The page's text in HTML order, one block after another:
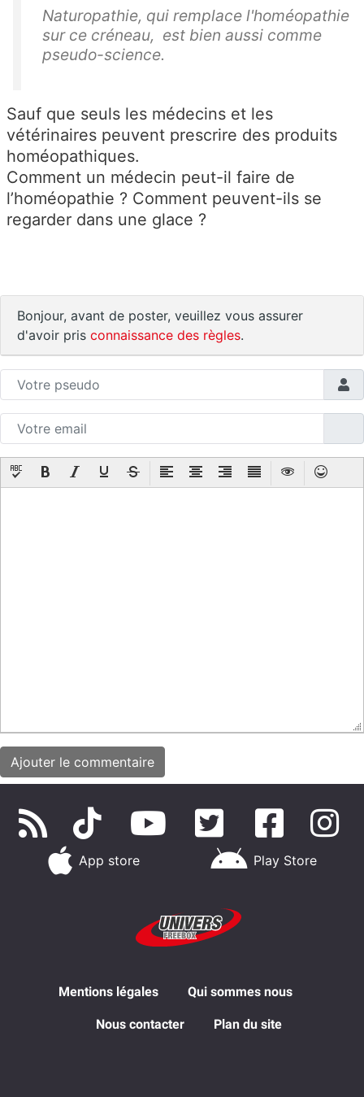
Naturopathie, qui remplace l'homéopathie
sur ce créneau, est bien aussi comme
pseudo-science.
Sauf que seuls les médecins et les
vétérinaires peuvent prescrire des produits
homéopathiques.
Comment un médecin peut-il faire de
l’homéopathie ? Comment peuvent-ils se
regarder dans une glace ?
Bonjour, avant de poster, veuillez vous assurer
d'avoir pris connaissance des règles.
App store Play Store
Mentions légales Qui sommes nous
Nous contacter Plan du site